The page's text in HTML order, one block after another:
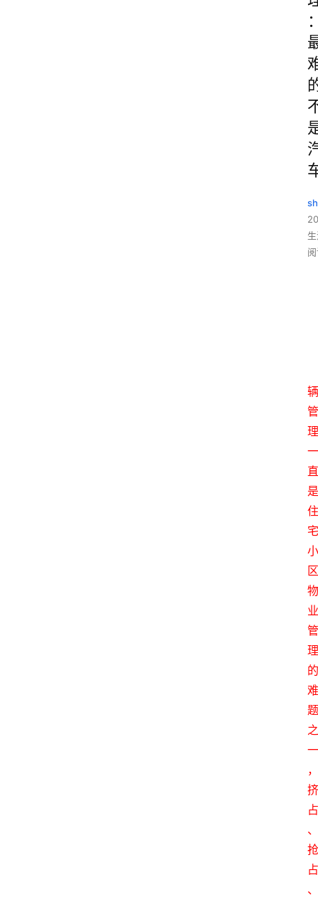
辆
管
理
一
直
是
住
宅
小
区
物
业
管
理
的
难
题
之
一
，
挤
占
、
抢
占
、